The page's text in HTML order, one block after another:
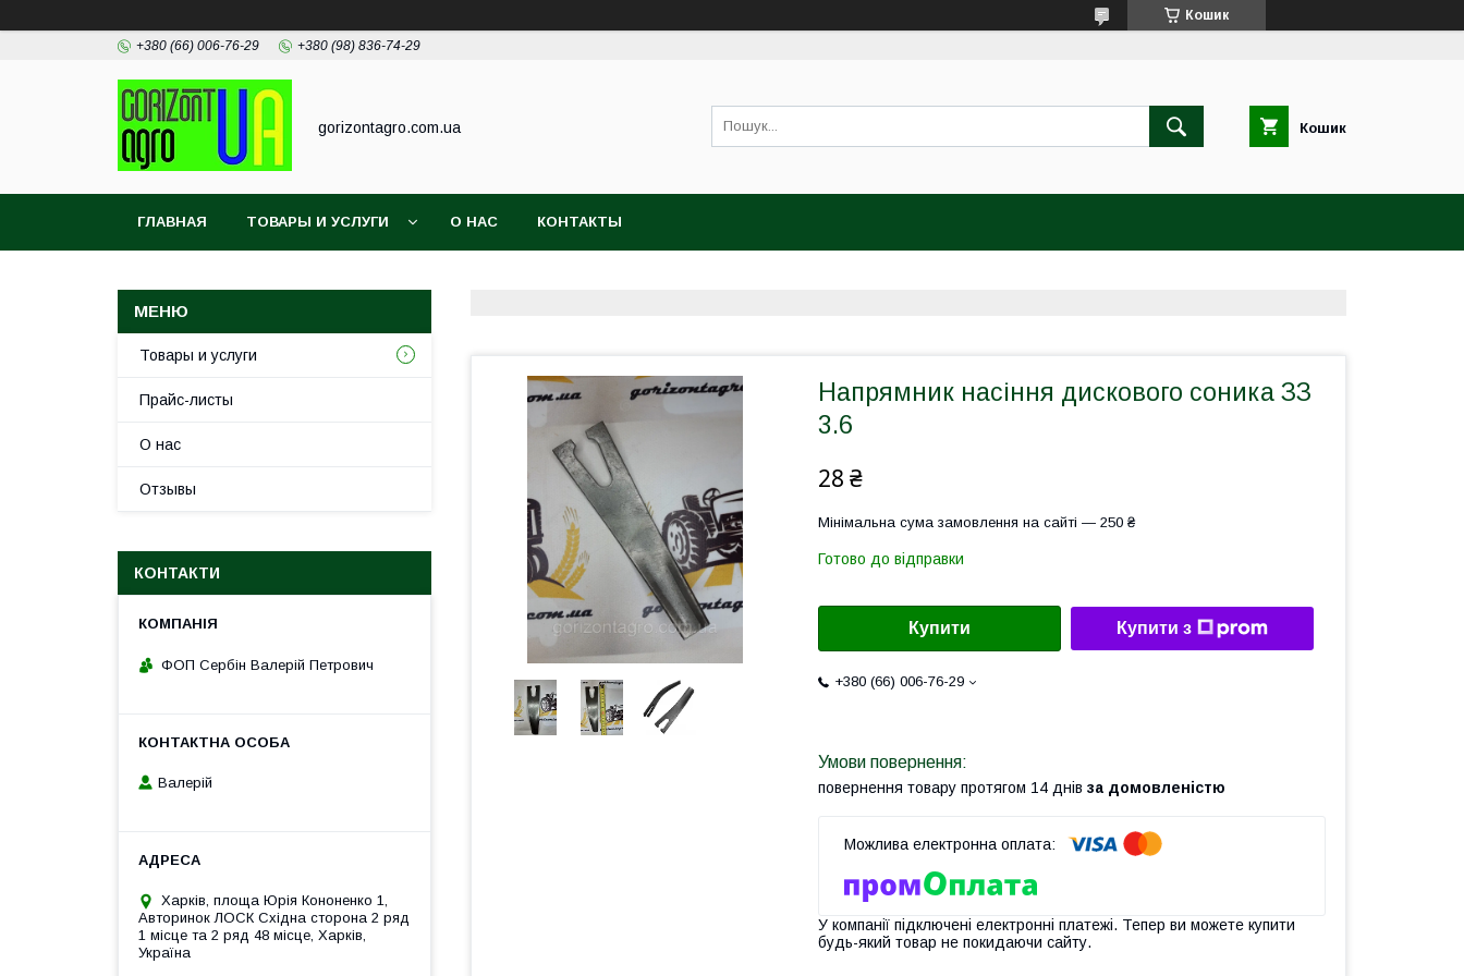
Кошик
+380 (66) 006-76-29 +380 (98) 836-74-29
gorizontagro.com.ua Кошик
ГЛАВНАЯ ТОВАРЫ И УСЛУГИ О НАС КОНТАКТЫ
Напрямник насіння дискового соника ЗЗ
3.6
28 ₴
Мінімальна сума замовлення на сайті — 250 ₴
Готово до відправки
Купити Купити з
+380 (66) 006-76-29
повернення товару протягом 14 днів за домовленістю
У компанії підключені електронні платежі. Тепер ви можете купити
будь-який товар не покидаючи сайту.
Товары и услуги
Прайс-листы
О нас
Отзывы
КОНТАКТИ
ФОП Сербін Валерій Петрович
Валерій
Харків, площа Юрія Кононенко 1,
Авторинок ЛОСК Східна сторона 2 ряд
1 місце та 2 ряд 48 місце, Харків,
Україна